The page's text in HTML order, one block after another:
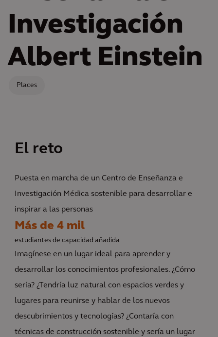
Investigación
Albert Einstein
Places
El reto
Puesta en marcha de un Centro de Enseñanza e
Investigación Médica sostenible para desarrollar e
inspirar a las personas
Más de 4 mil
estudiantes de capacidad añadida
Imagínese en un lugar ideal para aprender y
desarrollar los conocimientos profesionales. ¿Cómo
sería? ¿Tendría luz natural con espacios verdes y
lugares para reunirse y hablar de los nuevos
descubrimientos y tecnologías? ¿Contaría con
técnicas de construcción sostenible y sería un lugar